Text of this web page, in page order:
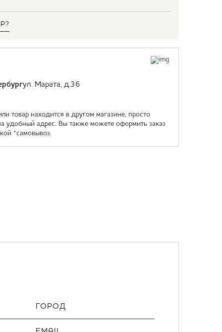
ул. Марата, д.36
товар находится в другом магазине, просто
удобный адрес. Вы также можете оформить заказ
*самовывоз.
ГОРОД